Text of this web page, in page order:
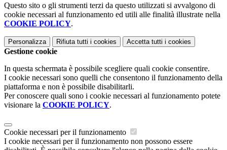
Questo sito o gli strumenti terzi da questo utilizzati si avvalgono di
cookie necessari al funzionamento ed utili alle finalità illustrate nella
COOKIE POLICY.
Personalizza Rifiuta tutti i cookies Accetta tutti i cookies
Gestione cookie
In questa schermata è possibile scegliere quali cookie consentire.
I cookie necessari sono quelli che consentono il funzionamento della
piattaforma e non è possibile disabilitarli.
Per conoscere quali sono i cookie necessari al funzionamento potete
visionare la COOKIE POLICY.
Cookie necessari per il funzionamento
I cookie necessari per il funzionamento non possono essere